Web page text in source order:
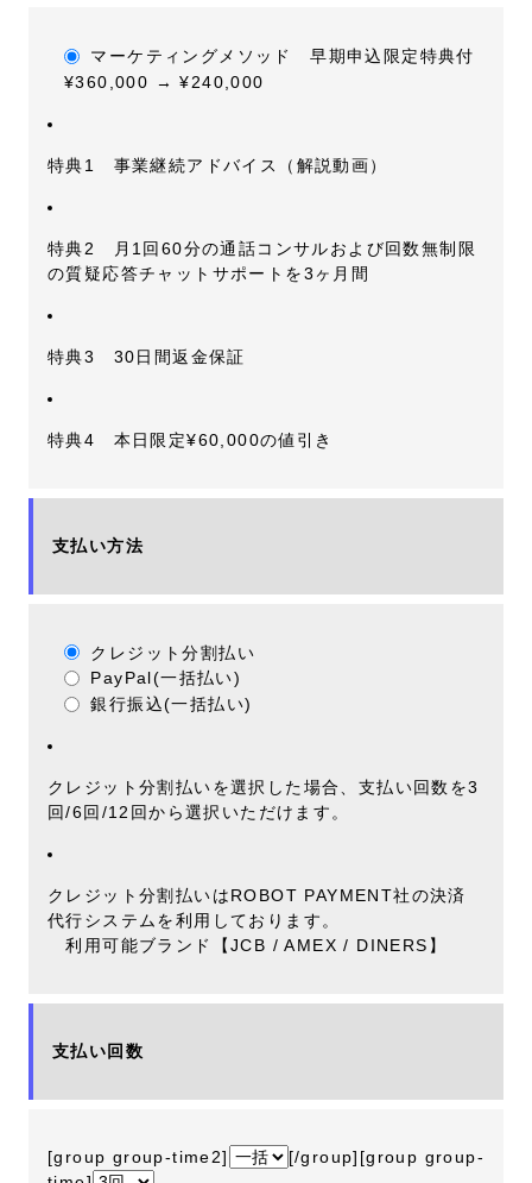
マーケティングメソッド 早期申込限定特典付
¥360,000 → ¥240,000
特典1 事業継続アドバイス（解説動画）
特典2 月1回60分の通話コンサルおよび回数無制限
の質疑応答チャットサポートを3ヶ月間
特典3 30日間返金保証
特典4 本日限定¥60,000の値引き
支払い方法
クレジット分割払い
PayPal(一括払い)
銀行振込(一括払い)
クレジット分割払いを選択した場合、支払い回数を3
回/6回/12回から選択いただけます。
クレジット分割払いはROBOT PAYMENT社の決済
代行システムを利用しております。
利用可能ブランド【JCB / AMEX / DINERS】
支払い回数
[group group-time2]
[/group][group group-